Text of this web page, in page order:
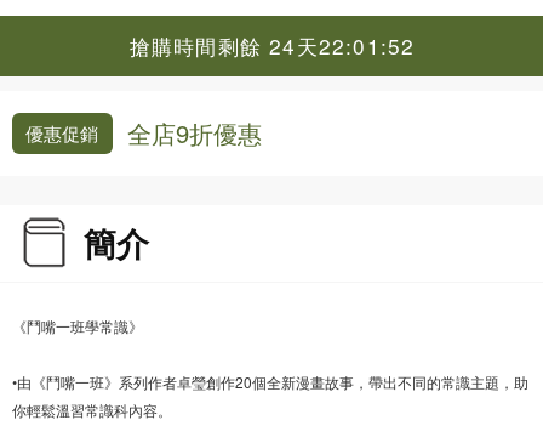
搶購時間剩餘 24天22:01:52
優惠促銷 全店9折優惠
簡介
《鬥嘴一班學常識》
•由《鬥嘴一班》系列作者卓瑩創作20個全新漫畫故事，帶出不同的常識主題，助
你輕鬆溫習常識科內容。